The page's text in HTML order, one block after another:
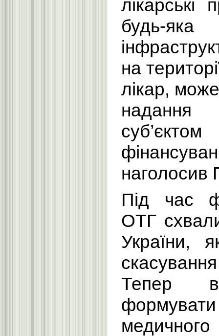
лікарські
будь-
на
лікар,
суб’єктом
наголосив
Під час
ОТГ
України,
Тепер